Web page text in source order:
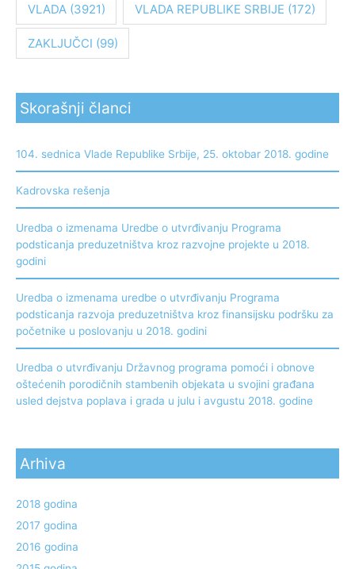
VLADA(3921) VLADA REPUBLIKE SRBIJE (172)
ZAKLJUČCI (99)
Skorašnji članci
104. sednica Vlade Republike Srbije, 25. oktobar 2018. godine
Kadrovska rešenja
Uredba o izmenama Uredbe o utvrđivanju Programa
podsticanja preduzetništva kroz razvojne projekte u 2018.
godini
Uredba o izmenama uredbe o utvrđivanju Programa
podsticanja razvoja preduzetništva kroz finansijsku podršku za
početnike u poslovanju u 2018. godini
Uredba o utvrđivanju Državnog programa pomoći i obnove
oštećenih porodičnih stambenih objekata u svojini građana
usled dejstva poplava i grada u julu i avgustu 2018. godine
Arhiva
2018 godina
2017 godina
2016 godina